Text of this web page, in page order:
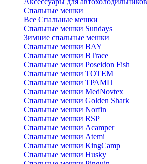
Аксессуары для автохолодильников
Спальные мешки
Все Спальные мешки
Спальные мешки Sundays
Зимние спальные мешки
Спальные мешки BAY
Спальные мешки BTrace
Спальные мешки Poseidon Fish
Спальные мешки ТОТЕМ
Спальные мешки ТРАМП
Cпальные мешки MedNovtex
Спальные мешки Golden Shark
Спальные мешки Norfin
Спальные мешки RSP
Спальные мешки Acamper
Спальные мешки Atemi
Спальные мешки KingCamp
Спальные мешки Husky